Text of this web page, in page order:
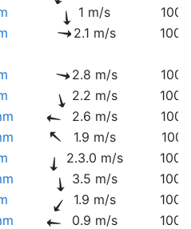
1 m/s
2.1 m/s
2.8 m/s
2.2 m/s
2.6 m/s
1.9 m/s
2.3.0 m/s
3.5 m/s
1.9 m/s
0.9 m/s